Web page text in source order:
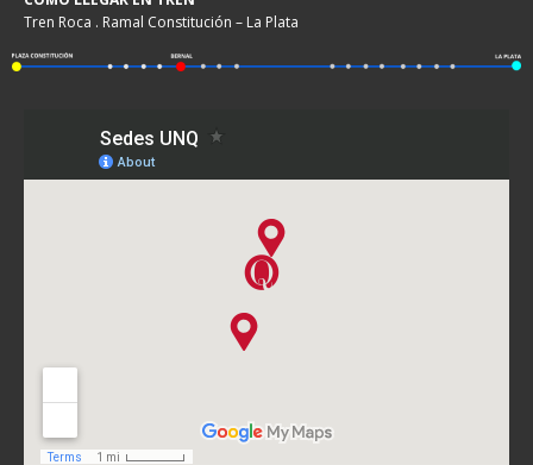
Tren Roca . Ramal Constitución – La Plata